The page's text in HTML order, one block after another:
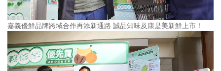
嘉義優鮮品牌跨域合作再添新通路 誠品知味及康是美新鮮上市！